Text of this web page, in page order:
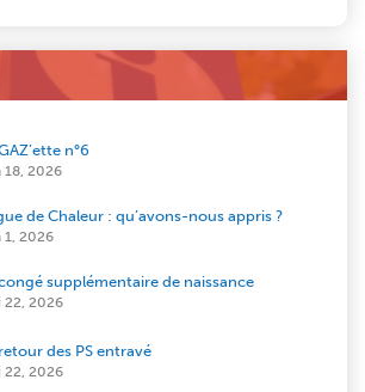
n°6
18, 2026
de Chaleur : qu’avons-nous appris ?
1, 2026
supplémentaire de naissance
22, 2026
des PS entravé
22, 2026